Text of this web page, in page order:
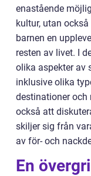
enastående
kultur, utan
barnen en
resten av livet. I
olika aspekter av
inklusive olika
destinationer och
också att
skiljer sig från
av för- och
En